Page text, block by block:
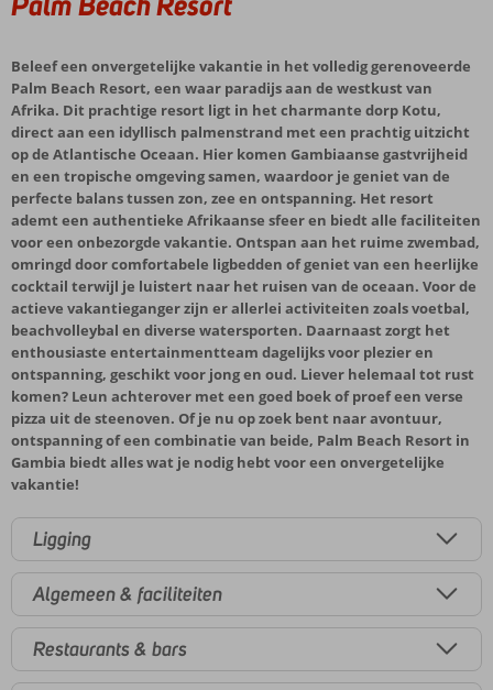
Beleef een onvergetelijke vakantie in het volledig gerenoveerde
Palm Beach Resort, een waar paradijs aan de westkust van
Afrika. Dit prachtige resort ligt in het charmante dorp Kotu,
direct aan een idyllisch palmenstrand met een prachtig uitzicht
op de Atlantische Oceaan. Hier komen Gambiaanse gastvrijheid
en een tropische omgeving samen, waardoor je geniet van de
perfecte balans tussen zon, zee en ontspanning. Het resort
ademt een authentieke Afrikaanse sfeer en biedt alle faciliteiten
voor een onbezorgde vakantie. Ontspan aan het ruime zwembad,
omringd door comfortabele ligbedden of geniet van een heerlijke
cocktail terwijl je luistert naar het ruisen van de oceaan. Voor de
actieve vakantieganger zijn er allerlei activiteiten zoals voetbal,
beachvolleybal en diverse watersporten. Daarnaast zorgt het
enthousiaste entertainmentteam dagelijks voor plezier en
ontspanning, geschikt voor jong en oud. Liever helemaal tot rust
komen? Leun achterover met een goed boek of proef een verse
pizza uit de steenoven. Of je nu op zoek bent naar avontuur,
ontspanning of een combinatie van beide, Palm Beach Resort in
Gambia biedt alles wat je nodig hebt voor een onvergetelijke
vakantie!
Ligging
Algemeen & faciliteiten
Restaurants & bars